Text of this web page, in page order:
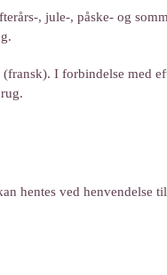
, jule-, påske- og
I forbindelse med
hentes ved henvendelse